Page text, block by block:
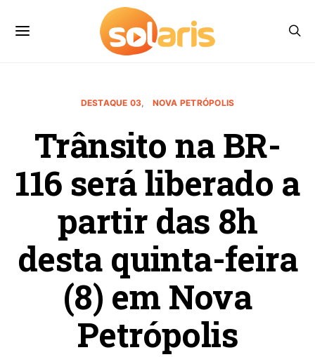
DESTAQUE 03 NOVA PETRÓPOLIS
Trânsito na BR-
116 será liberado a
partir das 8h
desta quinta-feira
(8) em Nova
Petrópolis